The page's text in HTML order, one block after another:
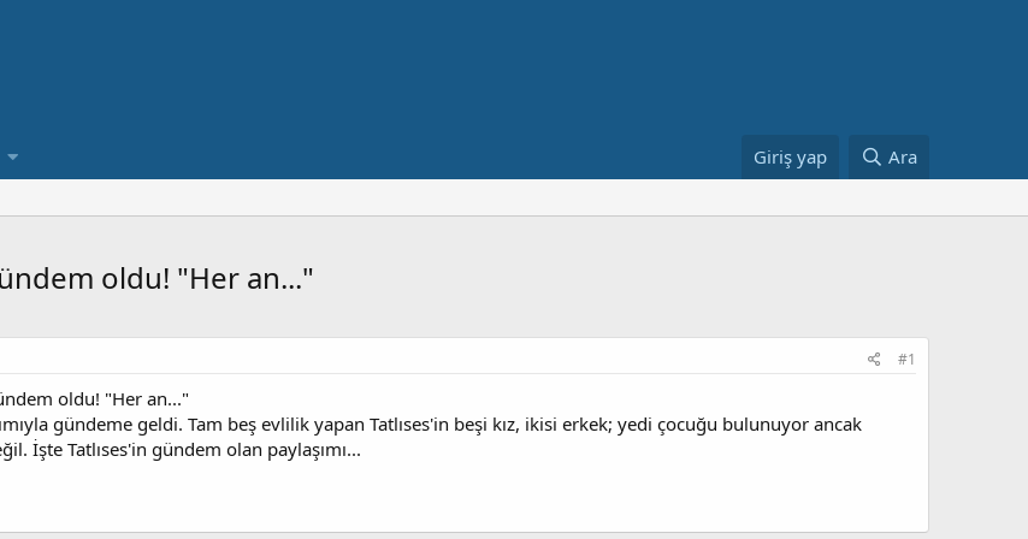
Giriş yap Ara
oldu! "Her an..."
#1
oldu! "Her an..."
gündeme geldi. Tam beş evlilik yapan Tatlıses'in beşi kız, ikisi erkek; yedi çocuğu bulunuyor ancak
İşte Tatlıses'in gündem olan paylaşımı...